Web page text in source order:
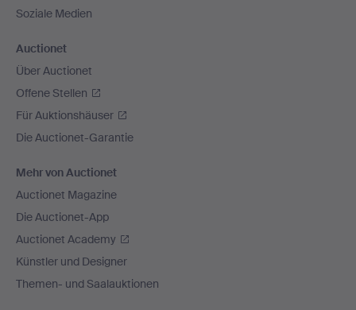
Soziale Medien
Auctionet
Über Auctionet
Offene Stellen
Für Auktionshäuser
Die Auctionet-Garantie
Mehr von Auctionet
Auctionet Magazine
Die Auctionet-App
Auctionet Academy
Künstler und Designer
Themen- und Saalauktionen